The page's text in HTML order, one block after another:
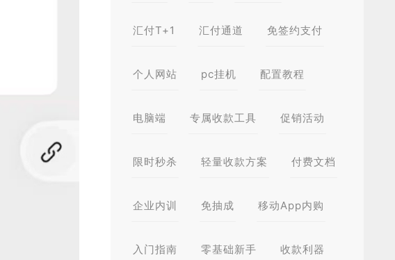
汇付T+1 汇付通道 免签约支付
个人网站 pc挂机 配置教程
电脑端 专属收款工具 促销活动
限时秒杀 轻量收款方案 付费文档
企业内训 免抽成 移动App内购
入门指南 零基础新手 收款利器